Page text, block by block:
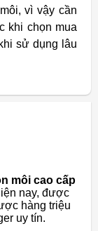
vì vậy cần
khi chọn mua
sử dụng lâu
môi cao cấp
nay, được
hàng triệu
uy tín.